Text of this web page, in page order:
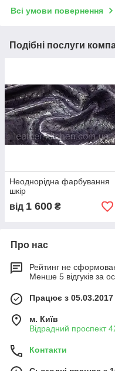
Всі умови повернення
Подібні послуги
Неоднорідна фарбування
шкір
від 1 600 ₴
Про нас
Рейтинг не
Менше 5 відгуків за
Працює з 05.03.2017
м. Київ
Відрадний проспект
Контакти